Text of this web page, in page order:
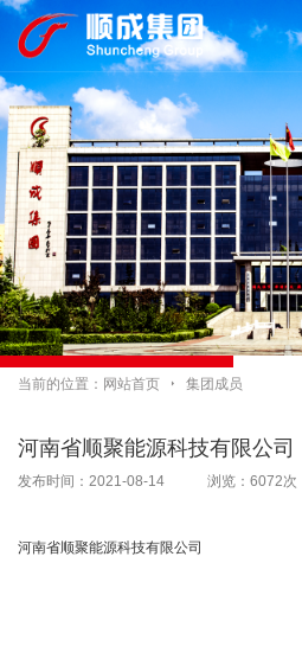
当前的位置： 网站首页  集团成员
河南省顺聚能源科技有限公司
发布时间：2021-08-14 浏览：6072次
河南省顺聚能源科技有限公司